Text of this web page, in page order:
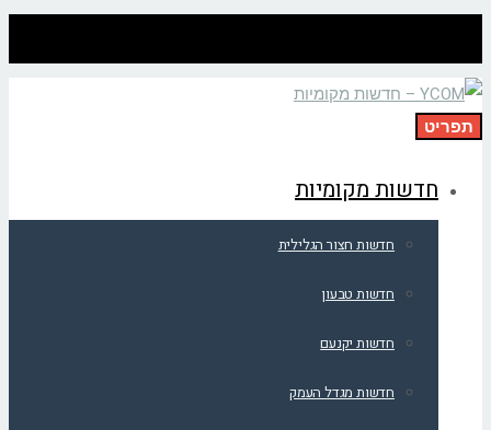
תפריט
חדשות מקומיות
חדשות חצור הגלילית
חדשות טבעון
חדשות יקנעם
חדשות מגדל העמק